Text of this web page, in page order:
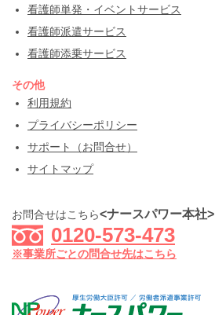
看護師単発・イベントサービス
看護師派遣サービス
看護師添乗サービス
その他
利用規約
プライバシーポリシー
サポート（お問合せ）
サイトマップ
お問合せはこちら<ナースパワー本社>
0120-573-473
※事業所ごとの問合せ先はこちら